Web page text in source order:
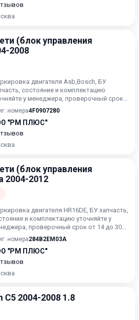
(блок управления
2008
двигателя Asb,Bosch, БУ
состояние и комплектацию
у менеджера, проверочный срок
до 30 дней.
номера4F0907280
"РМ ПЛЮС"
(блок управления
2004-2012
двигателя HR16DE, БУ запчасть,
и комплектацию уточняйте у
проверочный срок от 14 до 30
номера284B2EM03A
"РМ ПЛЮС"
C5 2004-2008 1.8